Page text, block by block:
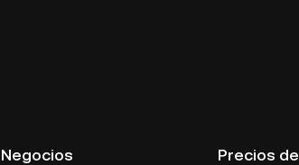
Negocios
Precios de